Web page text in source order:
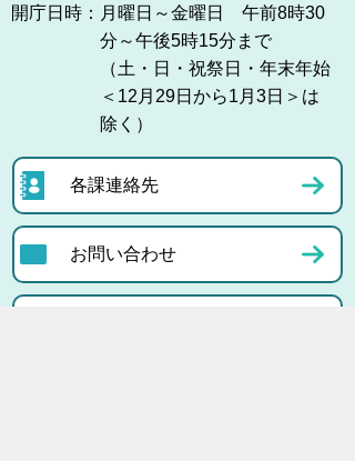
開庁日時： 月曜日～金曜日 午前8時30
分～午後5時15分まで
（土・日・祝祭日・年末年始
＜12月29日から1月3日＞は
除く）
各課連絡先
お問い合わせ